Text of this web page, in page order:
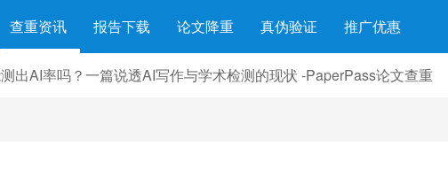
查重资讯 报告下载 论文降重 真伪验证 推广优惠
出AI率吗？一篇说透AI写作与学术检测的现状 -PaperPass论文查重